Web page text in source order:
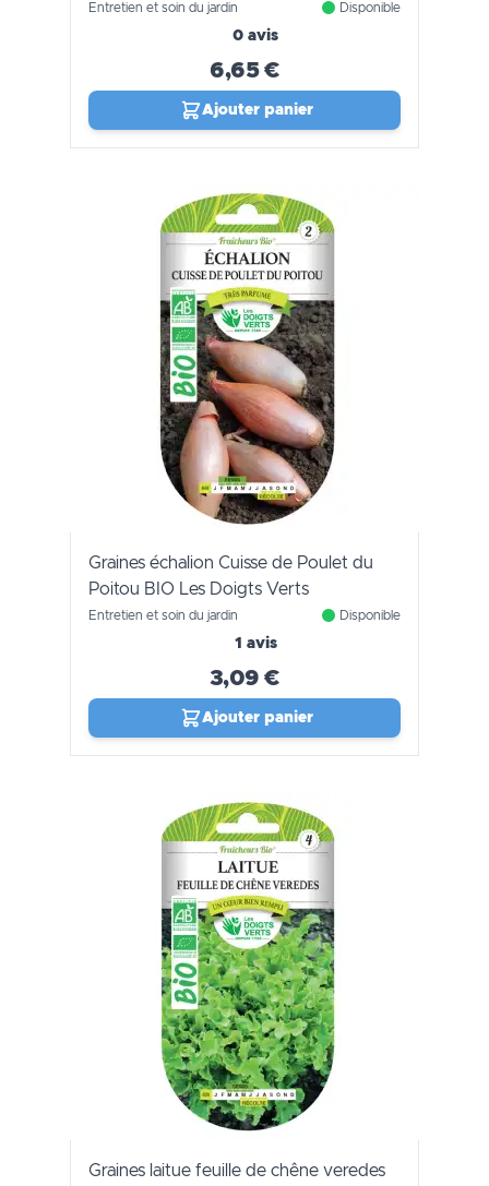
Entretien et soin du jardin Disponible
0 avis
6,65 €
Ajouter panier
Graines échalion Cuisse de Poulet du
Poitou BIO Les Doigts Verts
Entretien et soin du jardin Disponible
1 avis
3,09 €
Ajouter panier
Graines laitue feuille de chêne veredes